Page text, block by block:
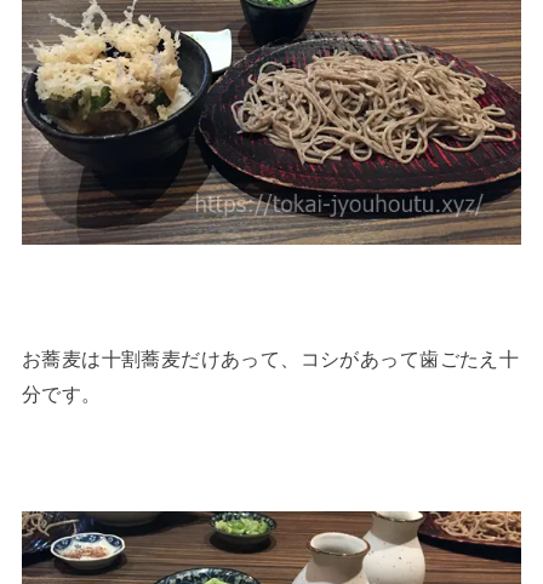
お蕎麦は十割蕎麦だけあって、コシがあって歯ごたえ十
分です。